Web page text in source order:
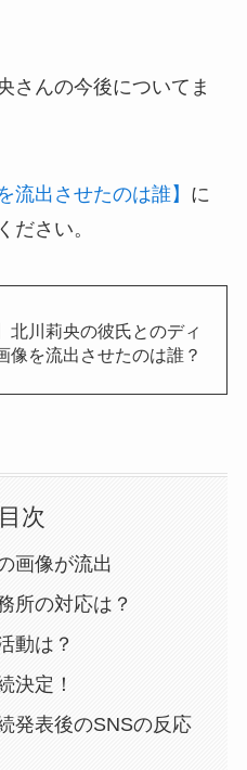
さんの今後についてま
流出させたのは誰】 に
ださい。
北川莉央の彼氏とのディ
像を流出させたのは誰？
目次
画像が流出
所の対応は？
動は？
決定！
発表後のSNSの反応